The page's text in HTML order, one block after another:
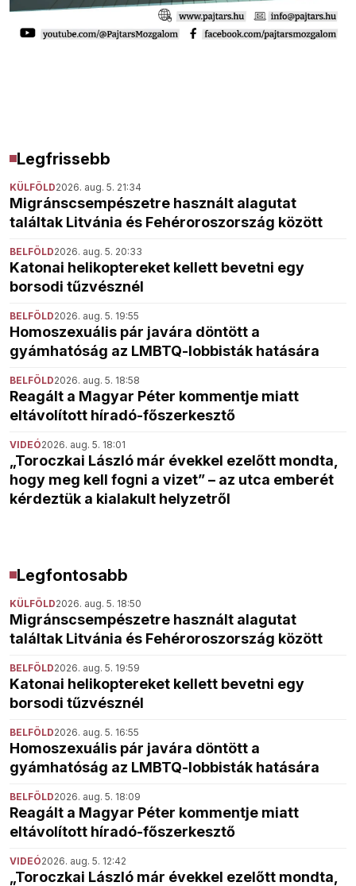
Legfrissebb
KÜLFÖLD2026. aug. 5. 21:34
Migránscsempészetre használt alagutat
találtak Litvánia és Fehéroroszország között
BELFÖLD2026. aug. 5. 20:33
Katonai helikoptereket kellett bevetni egy
borsodi tűzvésznél
BELFÖLD2026. aug. 5. 19:55
Homoszexuális pár javára döntött a
gyámhatóság az LMBTQ-lobbisták hatására
BELFÖLD2026. aug. 5. 18:58
Reagált a Magyar Péter kommentje miatt
eltávolított híradó-főszerkesztő
VIDEÓ2026. aug. 5. 18:01
„Toroczkai László már évekkel ezelőtt mondta,
hogy meg kell fogni a vizet” – az utca emberét
kérdeztük a kialakult helyzetről
Legfontosabb
KÜLFÖLD2026. aug. 5. 18:50
Migránscsempészetre használt alagutat
találtak Litvánia és Fehéroroszország között
BELFÖLD2026. aug. 5. 19:59
Katonai helikoptereket kellett bevetni egy
borsodi tűzvésznél
BELFÖLD2026. aug. 5. 16:55
Homoszexuális pár javára döntött a
gyámhatóság az LMBTQ-lobbisták hatására
BELFÖLD2026. aug. 5. 18:09
Reagált a Magyar Péter kommentje miatt
eltávolított híradó-főszerkesztő
VIDEÓ2026. aug. 5. 12:42
„Toroczkai László már évekkel ezelőtt mondta,